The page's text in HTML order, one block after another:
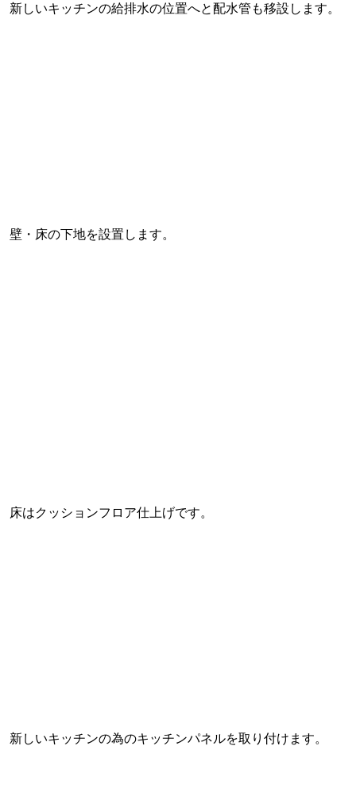
新しいキッチンの給排水の位置へと配水管も移設します。
壁・床の下地を設置します。
床はクッションフロア仕上げです。
新しいキッチンの為のキッチンパネルを取り付けます。